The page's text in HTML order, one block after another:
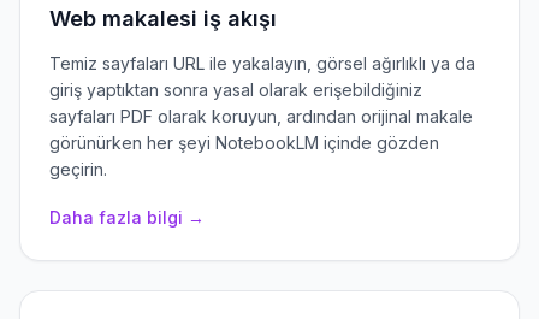
Web makalesi iş akışı
Temiz sayfaları URL ile yakalayın, görsel ağırlıklı ya da
giriş yaptıktan sonra yasal olarak erişebildiğiniz
sayfaları PDF olarak koruyun, ardından orijinal makale
görünürken her şeyi NotebookLM içinde gözden
geçirin.
Daha fazla bilgi →